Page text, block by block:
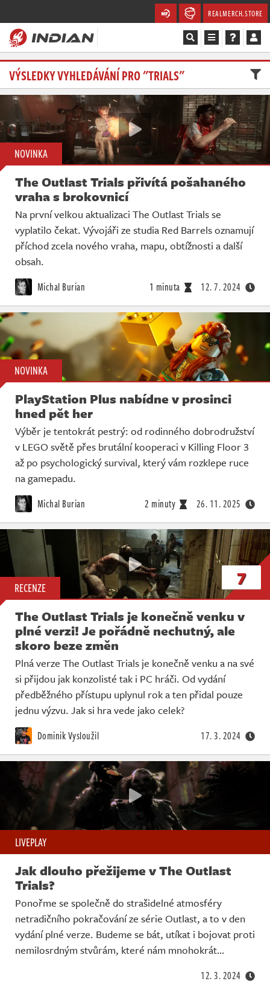
REALMERCH.STORE
Magazín
Recenze
Videa
Soutěže
Databáze
Komunita
Redakce
Živě
VÝSLEDKY VYHLEDÁVÁNÍ PRO "TRIALS"
NOVINKA
The Outlast Trials přivítá pošahaného
vraha s brokovnicí
Na první velkou aktualizaci The Outlast Trials se
vyplatilo čekat. Vývojáři ze studia Red Barrels oznamují
příchod zcela nového vraha, mapu, obtížnosti a další
obsah.
Michal Burian 1 minuta 12. 7. 2024
NOVINKA
PlayStation Plus nabídne v prosinci
hned pět her
Výběr je tentokrát pestrý: od rodinného dobrodružství
v LEGO světě přes brutální kooperaci v Killing Floor 3
až po psychologický survival, který vám rozklepe ruce
na gamepadu.
Michal Burian 2 minuty 26. 11. 2025
RECENZE 7
The Outlast Trials je konečně venku v
plné verzi! Je pořádně nechutný, ale
skoro beze změn
Plná verze The Outlast Trials je konečně venku a na své
si přijdou jak konzolisté tak i PC hráči. Od vydání
předběžného přístupu uplynul rok a ten přidal pouze
jednu výzvu. Jak si hra vede jako celek?
Dominik Vysloužil 17. 3. 2024
LIVEPLAY
Jak dlouho přežijeme v The Outlast
Trials?
Ponořme se společně do strašidelné atmosféry
netradičního pokračování ze série Outlast, a to v den
vydání plné verze. Budeme se bát, utíkat i bojovat proti
nemilosrdným stvůrám, které nám mnohokrát…
12. 3. 2024